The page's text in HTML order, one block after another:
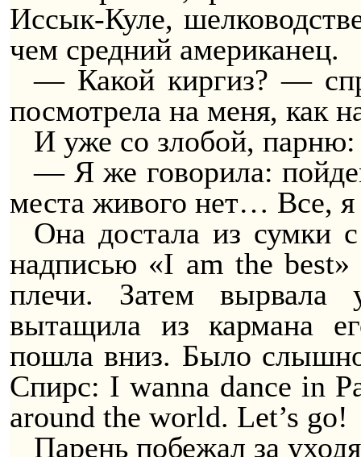
Иссык-Куле,
чем средний американец.
— Какой киргиз? —
посмотрела на меня, как
И уже со злобой, парню:
— Я же говорила:
места живого нет… Все, я
Она достала из сумки
надписью «I am the best»
плечи. Затем
вытащила из кармана
пошла вниз. Было
Спирс: I wanna dance in
around the world. Let’s go!
Парень побежал за